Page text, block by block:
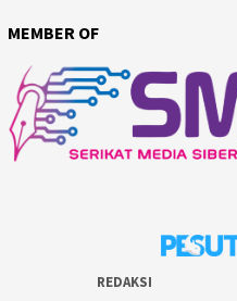
MEMBER OF
REDAKSI